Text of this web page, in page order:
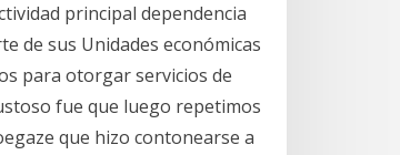
principal dependencia
de sus Unidades económicas
para otorgar servicios de
fue que luego repetimos
que hizo contonearse a